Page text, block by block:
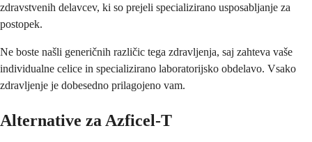
zdravstvenih delavcev, ki so prejeli specializirano usposabljanje za
postopek.
Ne boste našli generičnih različic tega zdravljenja, saj zahteva vaše
individualne celice in specializirano laboratorijsko obdelavo. Vsako
zdravljenje je dobesedno prilagojeno vam.
Alternative za Azficel-T